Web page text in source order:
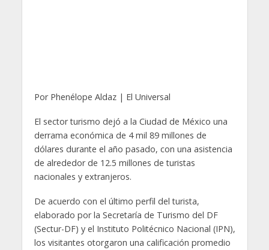
Por Phenélope Aldaz | El Universal
El sector turismo dejó a la Ciudad de México una
derrama económica de 4 mil 89 millones de
dólares durante el año pasado, con una asistencia
de alrededor de 12.5 millones de turistas
nacionales y extranjeros.
De acuerdo con el último perfil del turista,
elaborado por la Secretaría de Turismo del DF
(Sectur-DF) y el Instituto Politécnico Nacional (IPN),
los visitantes otorgaron una calificación promedio